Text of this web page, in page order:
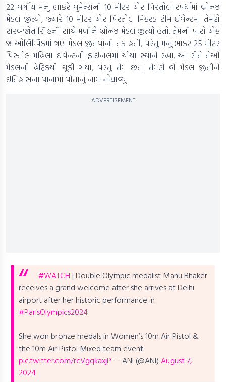
22 વર્ષીય મનુ ભાકરે વુમેન્સની 10 મીટર એર પિસ્તોલ સ્પર્ધામાં બ્રોન્ઝ
મેડલ જીત્યો, જ્યારે 10 મીટર એર પિસ્તોલ મિક્સ્ડ ટીમ ઈવેન્ટમાં તેમણે
સરબજોત સિંહની સાથે મળીને બ્રોન્ઝ મેડલ જીત્યો હતો. તેમની પાસે એક
જ ઓલિમ્પિકમાં ત્રણ મેડલ જીતવાની તક હતી, પરંતુ મનુ ભાકર 25 મીટર
પિસ્તોલ મહિલા ઈવેન્ટની ફાઈનલમાં ચોથા સ્થાને રહ્યા. આ રીતે તેઓ
મેડલની હેટ્રિકથી ચૂકી ગયા, પરંતુ તેમ છતાં તેમણે બે મેડલ જીતીને
ઈતિહાસના પાનામાં પોતાનું નામ નોંધાવ્યું.
ADVERTISEMENT
#WATCH | Double Olympic medalist Manu Bhaker
receives a grand welcome after she arrives at Delhi
airport after her historic performance in
#ParisOlympics2024
She won bronze medals in Women’s 10m Air Pistol &
the 10m Air Pistol Mixed team event.
pic.twitter.com/rcVgqkaxjP — ANI (@ANI) August 7,
2024